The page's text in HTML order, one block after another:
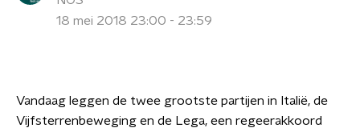
18 mei 2018 23:00 - 23:59
Vandaag leggen de twee grootste partijen in Italië, de
Vijfsterrenbeweging en de Lega, een regeerakkoord